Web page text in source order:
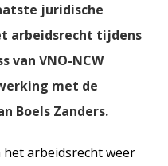
juridische
arbeidsrecht tijdens
van VNO-NCW
met de
Boels Zanders.
het arbeidsrecht weer